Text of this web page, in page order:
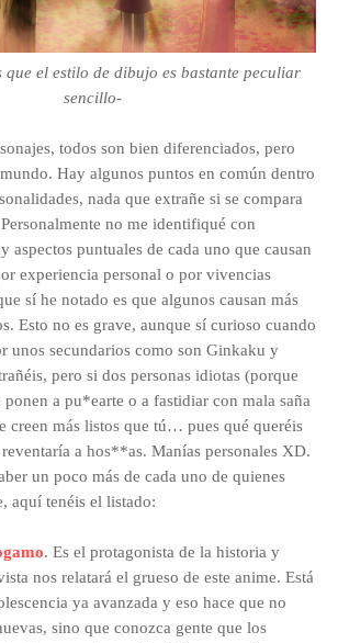
que el estilo de dibujo es bastante peculiar
sencillo-
todos son bien diferenciados, pero
Hay algunos puntos en común dentro
nada que extrañe si se compara
no me identifiqué con
aspectos puntuales de cada uno que causan
experiencia personal o por vivencias
sí he notado es que algunos causan más
Esto no es grave, aunque sí curioso cuando
unos secundarios como son Ginkaku y
pero si dos personas idiotas (porque
ponen a pu*earte o a fastidiar con mala saña
creen más listos que tú… pues qué queréis
a hos**as. Manías personales XD.
un poco más de cada uno de quienes
aquí tenéis el listado:
. Es el protagonista de la historia y
nos relatará el grueso de este anime. Está
ya avanzada y eso hace que no
sino que conozca gente que los